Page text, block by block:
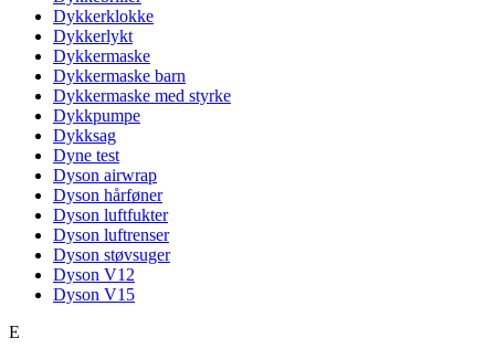
Dykkerklokke
Dykkerlykt
Dykkermaske
Dykkermaske barn
Dykkermaske med styrke
Dykkpumpe
Dykksag
Dyne test
Dyson airwrap
Dyson hårføner
Dyson luftfukter
Dyson luftrenser
Dyson støvsuger
Dyson V12
Dyson V15
E